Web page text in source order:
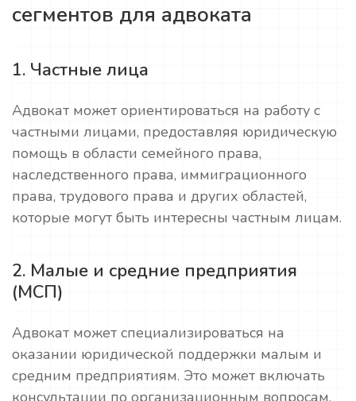
сегментов для адвоката
1. Частные лица
Адвокат может ориентироваться на работу с
частными лицами, предоставляя юридическую
помощь в области семейного права,
наследственного права, иммиграционного
права, трудового права и других областей,
которые могут быть интересны частным лицам.
2. Малые и средние предприятия
(МСП)
Адвокат может специализироваться на
оказании юридической поддержки малым и
средним предприятиям. Это может включать
консультации по организационным вопросам,